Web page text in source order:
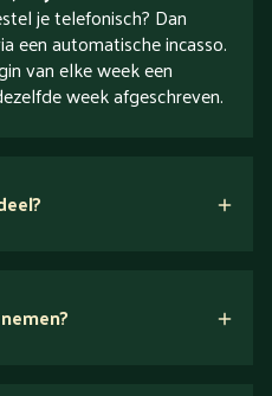
je telefonisch? Dan
een automatische incasso.
van elke week een
week afgeschreven.